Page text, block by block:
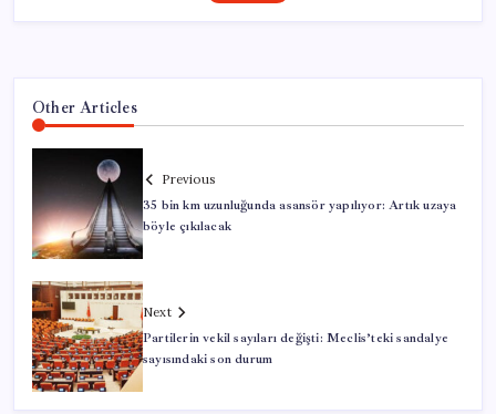
Other Articles
Previous
35 bin km uzunluğunda asansör yapılıyor: Artık uzaya
böyle çıkılacak
Next
Partilerin vekil sayıları değişti: Meclis’teki sandalye
sayısındaki son durum